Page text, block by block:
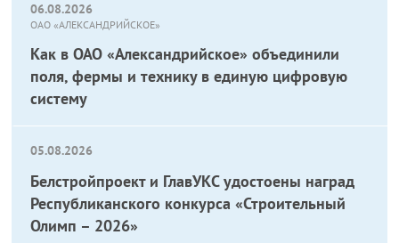
06.08.2026
ОАО «АЛЕКСАНДРИЙСКОЕ»
Как в ОАО «Александрийское» объединили
поля, фермы и технику в единую цифровую
систему
05.08.2026
Белстройпроект и ГлавУКС удостоены наград
Республиканского конкурса «Строительный
Олимп – 2026»